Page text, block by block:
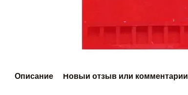
Описание Новый отзыв или комментарий